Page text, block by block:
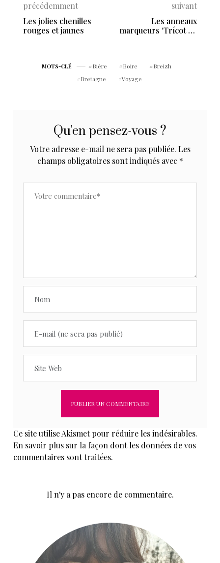
précédemment
Les jolies chenilles
rouges et jaunes
suivant
Les anneaux
marqueurs ‘Trícot de
MOTS-CLÉ Bière Boire
Breizh
Bretagne
Voyage
Qu'en pensez-vous ?
Votre adresse e-mail ne sera pas publiée. Les
champs obligatoires sont indiqués avec *
Ce site utilise Akismet pour réduire les indésirables.
En savoir plus sur la façon dont les données de vos
commentaires sont traitées.
Il n'y a pas encore de commentaire.